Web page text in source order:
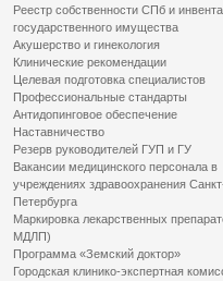
Реестр собственности СПб и
государственного имущества
Акушерство и гинекология
Клинические рекомендации
Целевая подготовка специалистов
Профессиональные стандарты
Антидопинговое обеспечение
Наставничество
Резерв руководителей ГУП и ГУ
Вакансии медицинского персонала в
учреждениях здравоохранения
Петербурга
Маркировка лекарственных
МДЛП)
Программа «Земский доктор»
Городская клинико-экспертная